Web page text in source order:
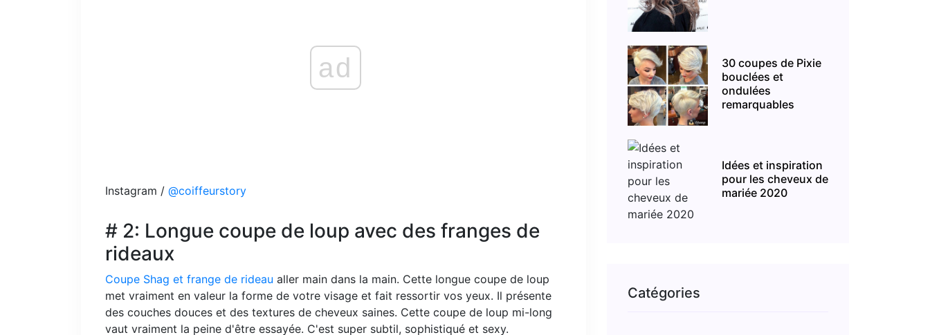
ad
Instagram / @coiffeurstory
# 2: Longue coupe de loup avec des franges de
rideaux
Coupe Shag et frange de rideau aller main dans la main. Cette longue coupe de loup
met vraiment en valeur la forme de votre visage et fait ressortir vos yeux. Il présente
des couches douces et des textures de cheveux saines. Cette coupe de loup mi-long
vaut vraiment la peine d'être essayée. C'est super subtil, sophistiqué et sexy.
30 coupes de Pixie
bouclées et
ondulées
remarquables
Idées et inspiration
pour les cheveux de
mariée 2020
Catégories